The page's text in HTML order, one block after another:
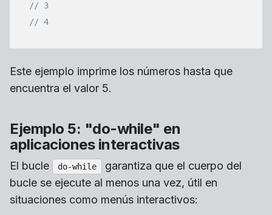
// 3
// 4
Este ejemplo imprime los números hasta que
encuentra el valor 5.
Ejemplo 5: "do-while" en
aplicaciones interactivas
El bucle do-while
garantiza que el cuerpo del
bucle se ejecute al menos una vez, útil en
situaciones como menús interactivos: